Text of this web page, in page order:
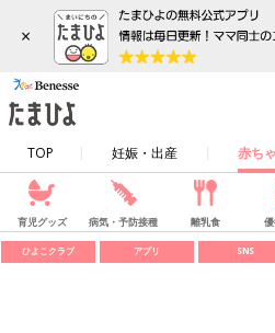
×
TOP 妊娠・出産 赤ち
育児グッズ 病気・予防接種 離乳食
ひよこクラブ アプリ SNS